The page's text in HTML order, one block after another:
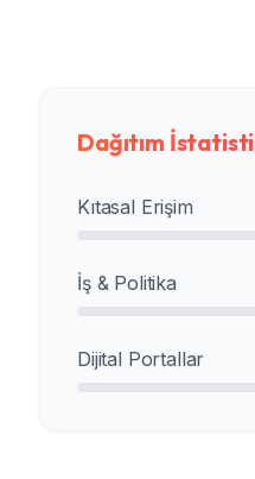
Dağıtım
Kıtasal Erişim
İş & Politika
Dijital Portallar